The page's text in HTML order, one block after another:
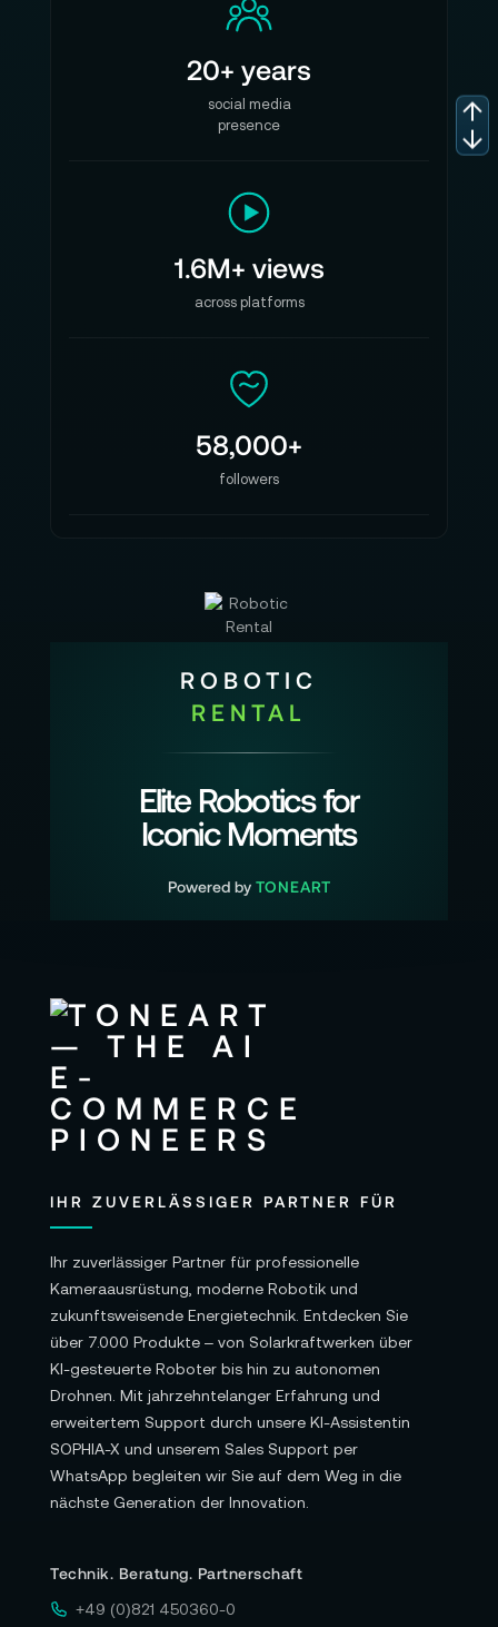
20+ years
social media
presence
1.6M+ views
across platforms
58,000+
followers
ROBOTIC
RENTAL
Elite Robotics for
Iconic Moments
Powered by TONEART
IHR ZUVERLÄSSIGER PARTNER FÜR
Ihr zuverlässiger Partner für professionelle
Kameraausrüstung, moderne Robotik und
zukunftsweisende Energietechnik. Entdecken Sie
über 7.000 Produkte – von Solarkraftwerken über
KI-gesteuerte Roboter bis hin zu autonomen
Drohnen. Mit jahrzehntelanger Erfahrung und
erweitertem Support durch unsere KI-Assistentin
SOPHIA-X und unserem Sales Support per
WhatsApp begleiten wir Sie auf dem Weg in die
nächste Generation der Innovation.
Technik. Beratung. Partnerschaft
+49 (0)821 450360-0